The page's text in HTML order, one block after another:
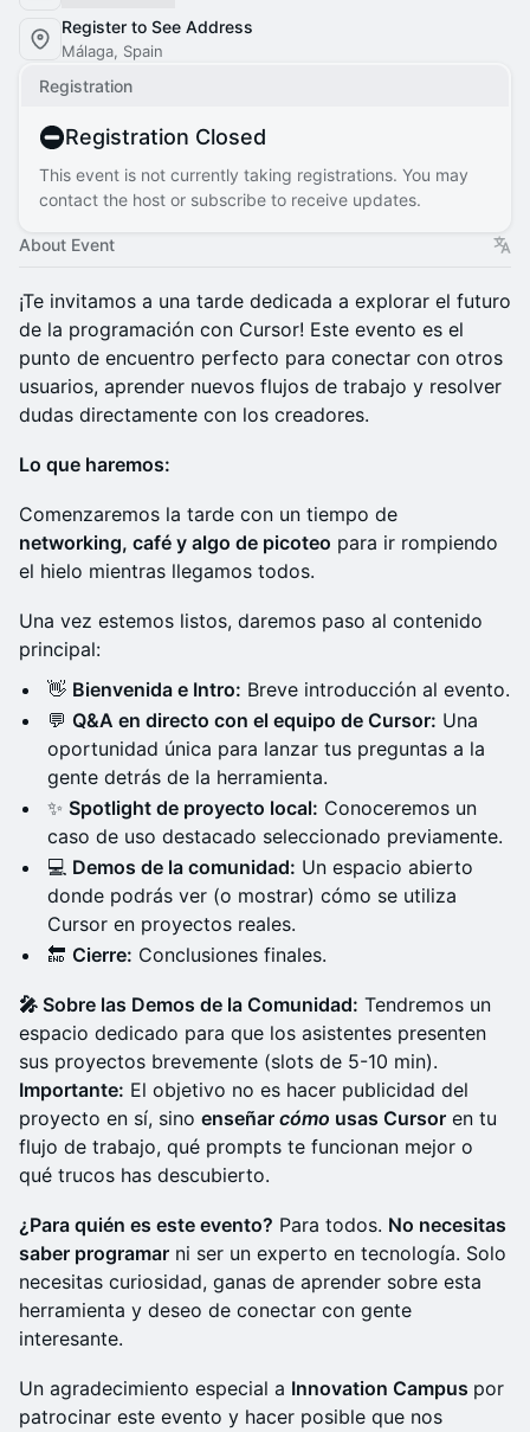
Register to See Address
Málaga, Spain
Registration
Registration Closed
This event is not currently taking registrations. You may
contact the host or subscribe to receive updates.
About Event
¡Te invitamos a una tarde dedicada a explorar el futuro
de la programación con Cursor! Este evento es el
punto de encuentro perfecto para conectar con otros
usuarios, aprender nuevos flujos de trabajo y resolver
dudas directamente con los creadores.
Lo que haremos:
Comenzaremos la tarde con un tiempo de
networking, café y algo de picoteo para ir rompiendo
el hielo mientras llegamos todos.
Una vez estemos listos, daremos paso al contenido
principal:
👋 Bienvenida e Intro: Breve introducción al evento.
💬 Q&A en directo con el equipo de Cursor: Una
oportunidad única para lanzar tus preguntas a la
gente detrás de la herramienta.
✨ Spotlight de proyecto local: Conoceremos un
caso de uso destacado seleccionado previamente.
💻 Demos de la comunidad: Un espacio abierto
donde podrás ver (o mostrar) cómo se utiliza
Cursor en proyectos reales.
🔚 Cierre: Conclusiones finales.
🎤 Sobre las Demos de la Comunidad: Tendremos un
espacio dedicado para que los asistentes presenten
sus proyectos brevemente (slots de 5-10 min).
Importante: El objetivo no es hacer publicidad del
proyecto en sí, sino enseñar cómo usas Cursor en tu
flujo de trabajo, qué prompts te funcionan mejor o
qué trucos has descubierto.
¿Para quién es este evento? Para todos. No necesitas
saber programar ni ser un experto en tecnología. Solo
necesitas curiosidad, ganas de aprender sobre esta
herramienta y deseo de conectar con gente
interesante.
Un agradecimiento especial a Innovation Campus por
patrocinar este evento y hacer posible que nos